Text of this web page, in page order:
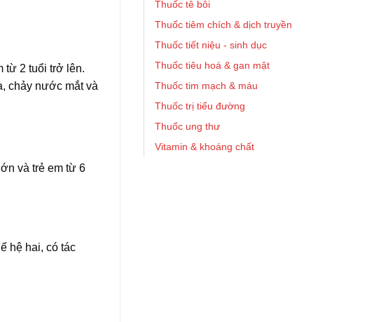
Thuốc tê bôi
Thuốc tiêm chích & dịch truyền
Thuốc tiết niệu - sinh dục
Thuốc tiêu hoá & gan mật
Thuốc tim mạch & máu
Thuốc trị tiểu đường
Thuốc ung thư
Vitamin & khoáng chất
từ 2 tuổi trở lên.
chảy nước mắt và
và trẻ em từ 6
hệ hai, có tác